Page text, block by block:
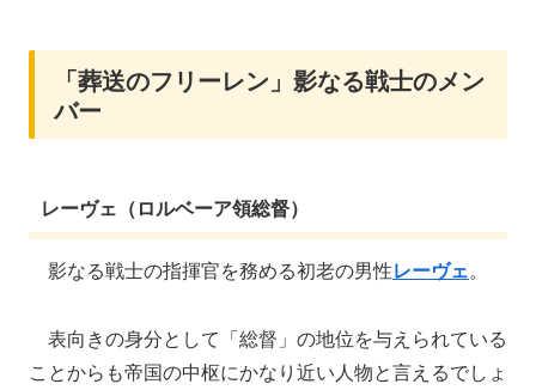
「葬送のフリーレン」影なる戦士のメン
バー
レーヴェ（ロルベーア領総督）
影なる戦士の指揮官を務める初老の男性レーヴェ。
表向きの身分として「総督」の地位を与えられている
ことからも帝国の中枢にかなり近い人物と言えるでしょ